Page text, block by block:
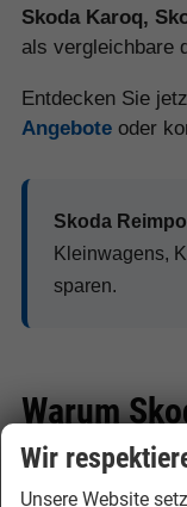
Skoda Karoq,
als vergleichbare
Entdecken Sie
Angebote oder
Skoda
Kleinwagens,
sparen.
Warum
Wir
Unsere Website